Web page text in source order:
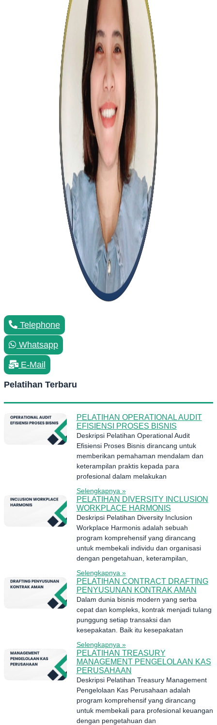
Telephone
Whatsapp
E-Mail
Pelatihan Terbaru
PELATIHAN OPERATIONAL AUDIT
EFISIENSI PROSES BISNIS
Deskripsi Pelatihan Operational Audit
Efisiensi Proses Bisnis dirancang untuk
memberikan pemahaman mendalam dan
keterampilan praktis kepada para
profesional dalam melakukan
Selengkapnya »
PELATIHAN DIVERSITY INCLUSION
WORKPLACE HARMONIS
Deskripsi Pelatihan Diversity Inclusion
Workplace Harmonis adalah sebuah
program komprehensif yang dirancang
untuk membekali individu dan organisasi
dengan pengetahuan, keterampilan,
Selengkapnya »
PELATIHAN CONTRACT DRAFTING
PENYUSUNAN KONTRAK AMAN
Dalam dunia bisnis modern yang serba
cepat dan kompleks, kontrak menjadi tulang
punggung setiap transaksi dan
kesepakatan. Baik itu kesepakatan
Selengkapnya »
PELATIHAN TREASURY
MANAGEMENT PENGELOLAAN KAS
PERUSAHAAN
Deskripsi Pelatihan Treasury Management
Pengelolaan Kas Perusahaan adalah
program komprehensif yang dirancang
untuk membekali para profesional keuangan
dengan pengetahuan dan